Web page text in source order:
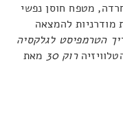
מטפח חוסן נפשי
מודרניות להמצאה
הטרמפיסט לגלקסיה
רוק 30
מאת